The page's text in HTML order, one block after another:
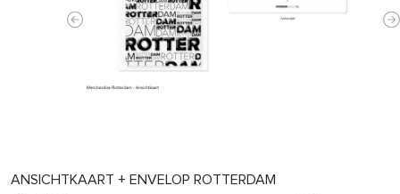
Previous
ANSICHTKAART + ENVELOP ROTTERDAM